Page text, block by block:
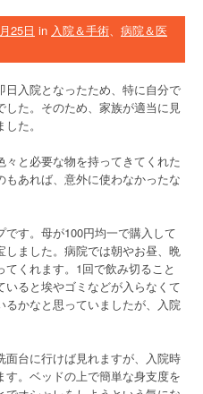
25日 in 入院＆手術、 病院＆医
入院となったため、特に自分で
した。そのため、家族が適当に見
た。
と必要な物を持ってきてくれた
あれば、意外に使わなかったな
す。母が100円均一で購入して
しました。病院では朝やお昼、晩
くれます。1回で飲み切ること
ると埃やゴミなどが入らなくて
かなと思っていましたが、入院
台に行けば見れますが、入院時
。ベッドの上で簡単な身支度を